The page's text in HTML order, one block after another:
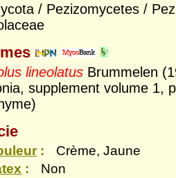
/ Pezizomycetes /
lineolatus Brummelen
supplement volume 1,
:
Crème, Jaune
:
Non